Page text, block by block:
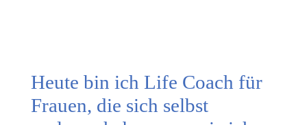
Heute bin ich Life Coach für
Frauen, die sich selbst